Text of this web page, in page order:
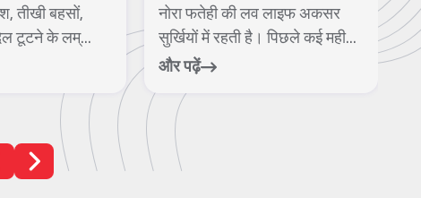
लाइफ अकसर
पिछले कई मही...
समय से टेलीविजन जगत में एल्विश
यादव और जन्नत जुबैर के रोमांस क...
और पढ़ें